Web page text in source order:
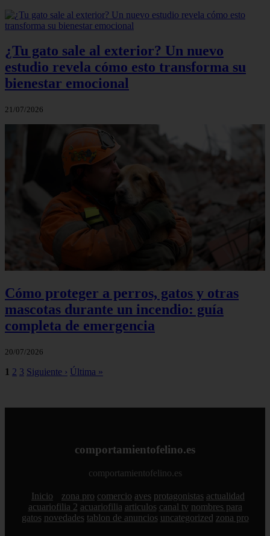
¿Tu gato sale al exterior? Un nuevo
estudio revela cómo esto transforma su
bienestar emocional
21/07/2026
Cómo proteger a perros, gatos y otras
mascotas durante un incendio: guía
completa de emergencia
20/07/2026
1 2 3 Siguiente › Última »
comportamientofelino.es
comportamientofelino.es
Inicio zona pro comercio aves protagonistas actualidad
acuariofilia 2 acuariofilia articulos canal tv nombres para
gatos novedades tablon de anuncios uncategorized zona pro